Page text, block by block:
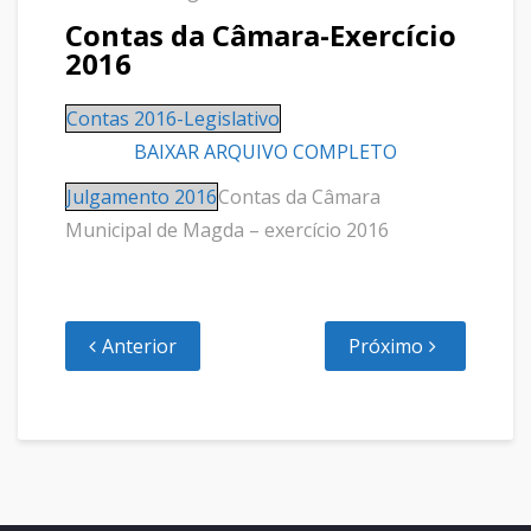
Contas da Câmara-Exercício
2016
Contas 2016-Legislativo
BAIXAR ARQUIVO COMPLETO
Julgamento 2016Contas da Câmara
Municipal de Magda – exercício 2016
Anterior Próximo